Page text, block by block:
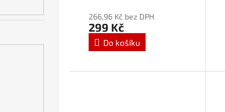
produktu
je
5,0
z
266,96 Kč bez DPH
299 Kč
Do košíku